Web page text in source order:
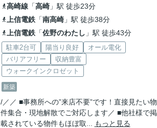
高崎線「高崎」駅 徒歩23分
上信電鉄「南高崎」駅 徒歩38分
上信電鉄「佐野のわたし 」駅 徒歩43分
駐車2台可 陽当り良好
オール電化
バリアフリー
収納豊富
ウォークインクロゼット
新築
/／／ ■事務所への”来店不要”です！直接見たい物
件集合・現地解散でご対応します／ ■他社様で掲
載されている物件もほぼ取...
もっと見る